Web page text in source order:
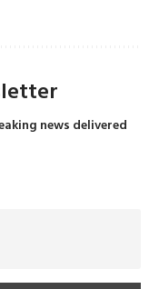
news delivered